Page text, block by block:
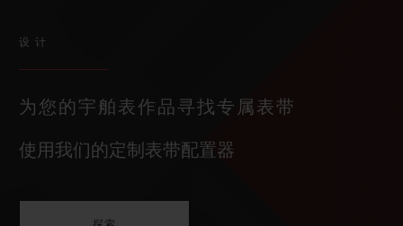
设计
为您的宇舶表作品寻找专属表带
使用我们的定制表带配置器